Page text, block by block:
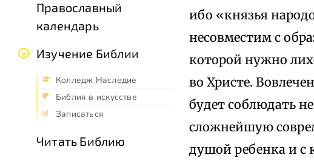
Православный
календарь
Изучение Библии
Колледж Наследие
Библия в искусстве
Записаться
Читать Библию
ибо «князья
несовместим с
которой нужно
во Христе.
будет соблюдать
сложнейшую
душой ребенка и с